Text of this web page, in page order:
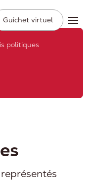
Guichet virtuel
politiques